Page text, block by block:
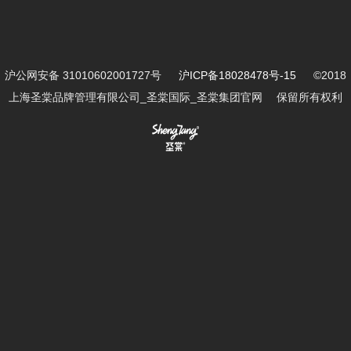
沪公网安备 31010602001727号 沪ICP备18028478号-15
©2018
上海圣棠品牌管理有限公司_圣棠国际_圣棠集团官网 保留所有权利